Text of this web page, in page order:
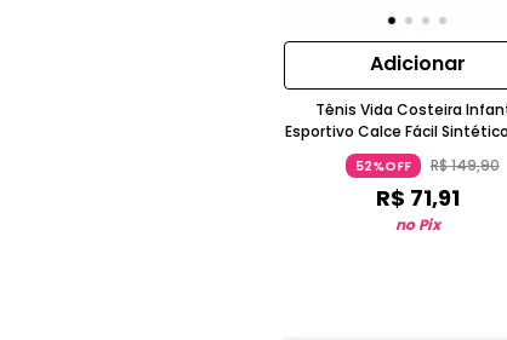
Adicionar
Tênis Vida Costeira
Esportivo Calce Fácil
52%OFF R$149,90
R$ 71,91
no Pix